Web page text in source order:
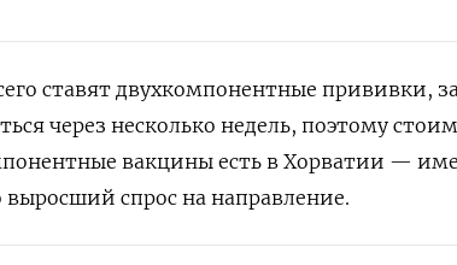
ставят двухкомпонентные прививки, за
через несколько недель, поэтому
вакцины есть в Хорватии —
спрос на направление.